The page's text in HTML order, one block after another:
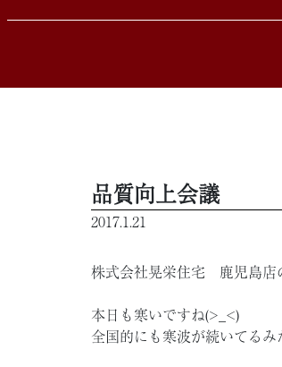
品質向上会議
2017.1.21
株式会社晃栄住宅 鹿児島店
本日も寒いですね(>_<)
全国的にも寒波が続いてる